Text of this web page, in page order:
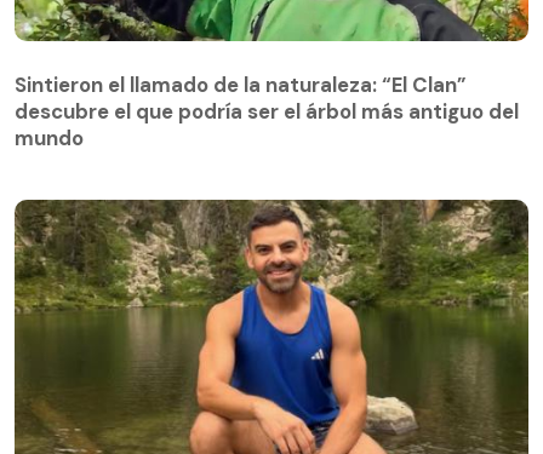
descubre el que podría ser el árbol más antiguo del
mundo
Sintieron el llamado de la naturaleza: “El Clan”
descubre el que podría ser el árbol más antiguo del
mundo